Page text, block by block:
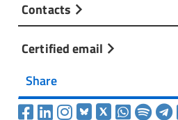
Contacts
Certified email
Share